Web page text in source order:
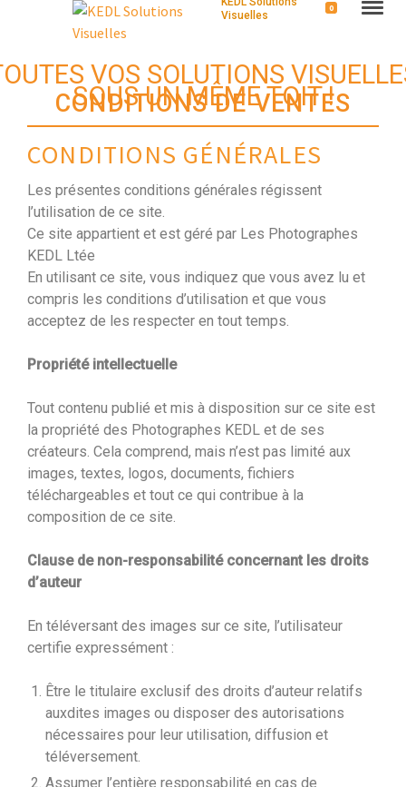
Visuelles
0
VOS SOLUTIONS
SOUS UN MÊME TOIT !
CONDITIONS DE VENTES
CONDITIONS GÉNÉRALES
Les présentes conditions générales régissent
l’utilisation de ce site.
Ce site appartient et est géré par Les Photographes
KEDL Ltée
En utilisant ce site, vous indiquez que vous avez lu et
compris les conditions d’utilisation et que vous
acceptez de les respecter en tout temps.
Propriété intellectuelle
Tout contenu publié et mis à disposition sur ce site est
la propriété des Photographes KEDL et de ses
créateurs. Cela comprend, mais n’est pas limité aux
images, textes, logos, documents, fichiers
téléchargeables et tout ce qui contribue à la
composition de ce site.
Clause de non-responsabilité concernant les droits
d’auteur
En téléversant des images sur ce site, l’utilisateur
certifie expressément :
Être le titulaire exclusif des droits d’auteur relatifs
auxdites images ou disposer des autorisations
nécessaires pour leur utilisation, diffusion et
téléversement.
Assumer l’entière responsabilité en cas de